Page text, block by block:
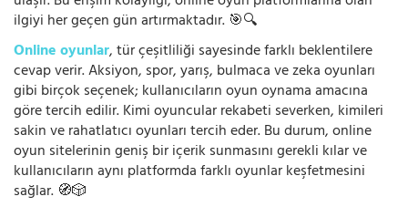
ilgiyi her geçen gün artırmaktadır. 🎯🔍
Online oyunlar, tür çeşitliliği sayesinde farklı beklentilere
cevap verir. Aksiyon, spor, yarış, bulmaca ve zeka oyunları
gibi birçok seçenek; kullanıcıların oyun oynama amacına
göre tercih edilir. Kimi oyuncular rekabeti severken, kimileri
sakin ve rahatlatıcı oyunları tercih eder. Bu durum, online
oyun sitelerinin geniş bir içerik sunmasını gerekli kılar ve
kullanıcıların aynı platformda farklı oyunlar keşfetmesini
sağlar. 🧭🎲